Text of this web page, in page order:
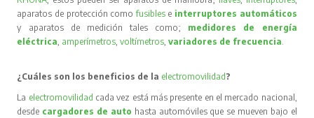
aparatos de protección comofusibles e interruptores automáticos
y aparatos de medición tales como; medidores de energía
eléctrica, amperímetros,voltímetros,variadores de frecuencia.
¿Cuáles son los beneficios de la electromovilidad ?
La electromovilidad cada vez está más presente en el mercado nacional,
desde cargadores de auto hasta automóviles que se mueven bajo el